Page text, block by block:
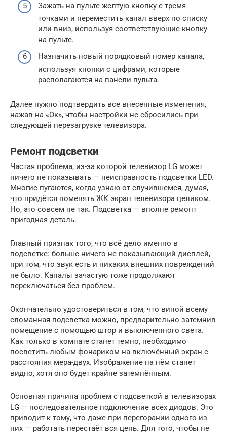
Зажать на пульте желтую кнопку с тремя
точками и переместить канал вверх по списку
или вниз, используя соответствующие кнопку
на пульте.
Назначить новый порядковый номер канала,
используя кнопки с цифрами, которые
располагаются на панели пульта.
Далее нужно подтвердить все внесенные изменения,
нажав на «Ок», чтобы настройки не сбросились при
следующей перезагрузке телевизора.
Ремонт подсветки
Частая проблема, из-за которой телевизор LG может
ничего не показывать — неисправность подсветки LED.
Многие пугаются, когда узнаю от случившемся, думая,
что придётся поменять ЖК экран телевизора целиком.
Но, это совсем не так. Подсветка — вполне ремонт
пригодная деталь.
Главный признак того, что всё дело именно в
подсветке: больше ничего не показывающий дисплей,
при том, что звук есть и никаких внешних повреждений
не было. Каналы зачастую тоже продолжают
переключаться без проблем.
Окончательно удостовериться в том, что виной всему
сломанная подсветка можно, предварительно затемнив
помещение с помощью штор и выключенного света.
Как только в комнате станет темно, необходимо
посветить любым фонариком на включённый экран с
расстояния мера-двух. Изображение на нём станет
видно, хотя оно будет крайне затемнённым.
Основная причина проблем с подсветкой в телевизорах
LG — последовательное подключение всех диодов. Это
приводит к тому, что даже при перегорании одного из
них — работать перестаёт вся цепь. Для того, чтобы не